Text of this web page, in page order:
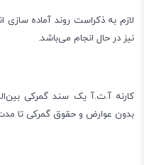
لازم به ذکراست روند آماده سازی
نیز در حال انجام می‌باشد.
کارنه آ.ت.آ یک سند گمرکی
بدون عوارض و حقوق گمرکی تا